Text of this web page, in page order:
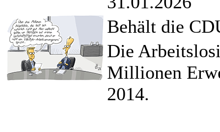
Behält die
Die
Millionen
2014.